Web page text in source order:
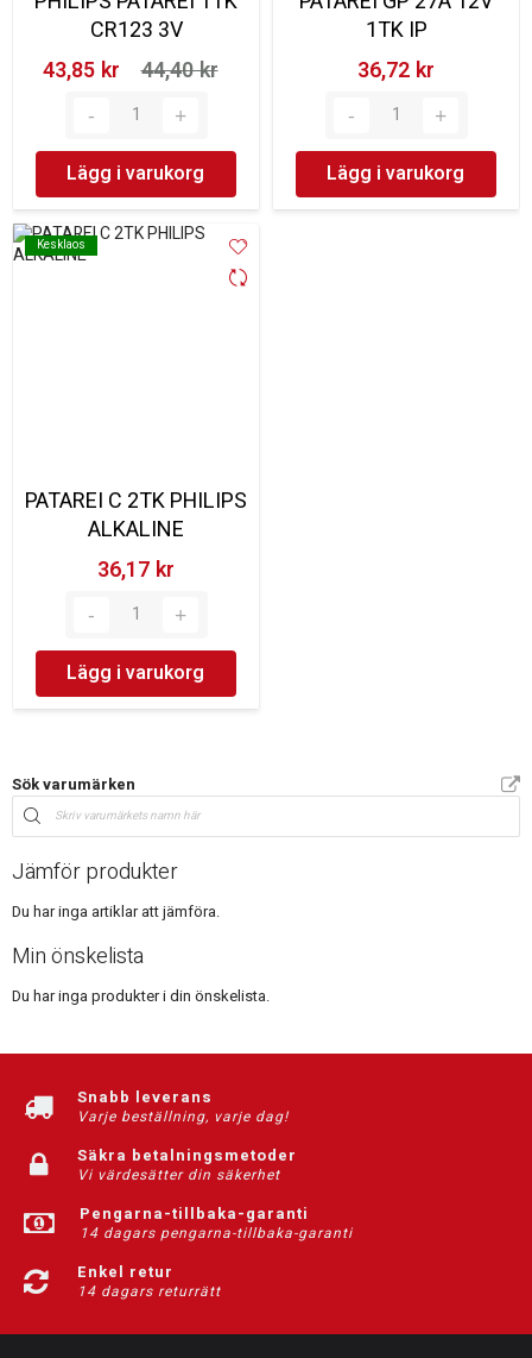
CR123 3V
43,85 kr‎
44,40 kr‎
Lägg i varukorg
1TK IP
36,72 kr‎
Lägg i varukorg
Kesklaos
Kesklaos
PATAREI C 2TK PHILIPS
ALKALINE
36,17 kr‎
Lägg i varukorg
Sök varumärken
Jämför produkter
Du har inga artiklar att jämföra.
Min önskelista
Du har inga produkter i din önskelista.
Snabb leverans
Varje beställning, varje dag!
Säkra betalningsmetoder
Vi värdesätter din säkerhet
Pengarna-tillbaka-garanti
14 dagars pengarna-tillbaka-garanti
Enkel retur
14 dagars returrätt